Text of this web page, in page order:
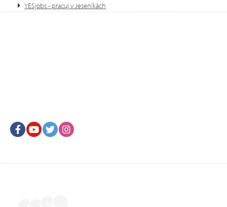
YESjobs - pracuj v Jeseníkách
FacebookYoutubeTwitter